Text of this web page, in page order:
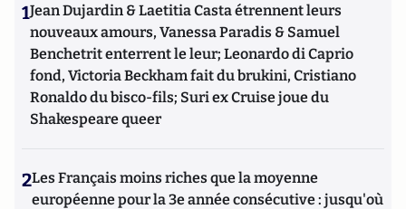
1Jean Dujardin & Laetitia Casta étrennent leurs
nouveaux amours, Vanessa Paradis & Samuel
Benchetrit enterrent le leur; Leonardo di Caprio
fond, Victoria Beckham fait du brukini, Cristiano
Ronaldo du bisco-fils; Suri ex Cruise joue du
Shakespeare queer
2Les Français moins riches que la moyenne
européenne pour la 3e année consécutive : jusqu'où